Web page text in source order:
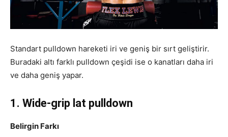
Standart pulldown hareketi iri ve geniş bir sırt geliştirir.
Buradaki altı farklı pulldown çeşidi ise o kanatları daha iri
ve daha geniş yapar.
1. Wide-grip lat pulldown
Belirgin Farkı